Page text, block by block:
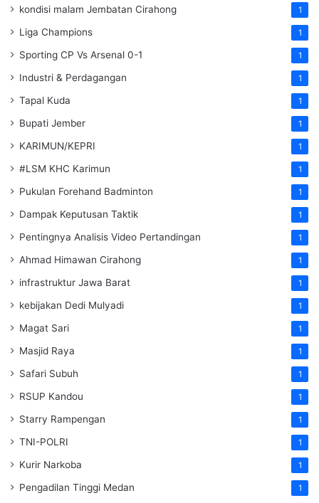
kondisi malam Jembatan Cirahong 1
Liga Champions 1
Sporting CP Vs Arsenal 0-1 1
Industri & Perdagangan 1
Tapal Kuda 1
Bupati Jember 1
KARIMUN/KEPRI 1
#LSM KHC Karimun 1
Pukulan Forehand Badminton 1
Dampak Keputusan Taktik 1
Pentingnya Analisis Video Pertandingan 1
Ahmad Himawan Cirahong 1
infrastruktur Jawa Barat 1
kebijakan Dedi Mulyadi 1
Magat Sari 1
Masjid Raya 1
Safari Subuh 1
RSUP Kandou 1
Starry Rampengan 1
TNI-POLRI 1
Kurir Narkoba 1
Pengadilan Tinggi Medan 1